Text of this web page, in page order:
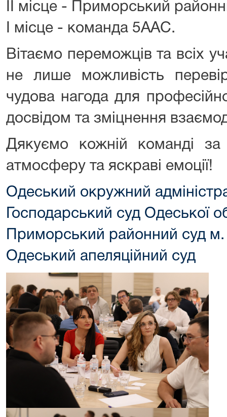
ІІ місце - Приморський
І місце - команда 5ААС.
Вітаємо переможців та всіх
не лише можливість
чудова нагода для
досвідом та зміцнення
Дякуємо кожній команді за
атмосферу та яскраві емоції!
Одеський окружний
Господарський суд Одеської
Приморський районний суд
Одеський апеляційний суд